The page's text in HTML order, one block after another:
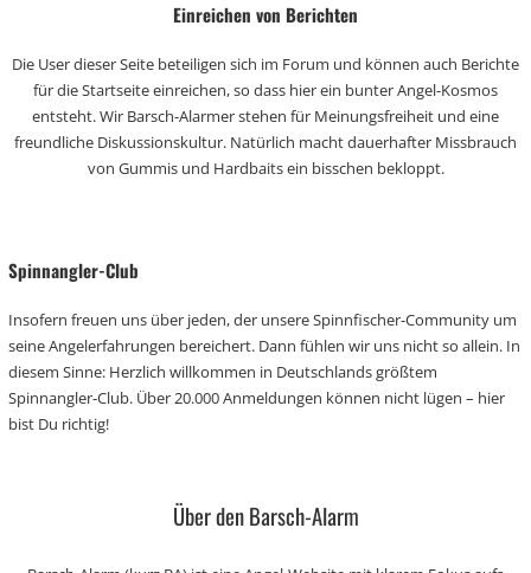
Einreichen von Berichten
Die User dieser Seite beteiligen sich im Forum und können auch Berichte
für die Startseite einreichen, so dass hier ein bunter Angel-Kosmos
entsteht. Wir Barsch-Alarmer stehen für Meinungsfreiheit und eine
freundliche Diskussionskultur. Natürlich macht dauerhafter Missbrauch
von Gummis und Hardbaits ein bisschen bekloppt.
Spinnangler-Club
Insofern freuen uns über jeden, der unsere Spinnfischer-Community um
seine Angelerfahrungen bereichert. Dann fühlen wir uns nicht so allein. In
diesem Sinne: Herzlich willkommen in Deutschlands größtem
Spinnangler-Club. Über 20.000 Anmeldungen können nicht lügen – hier
bist Du richtig!
Über den Barsch-Alarm